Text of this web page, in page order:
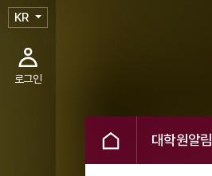
KR
로그인
대학원알림